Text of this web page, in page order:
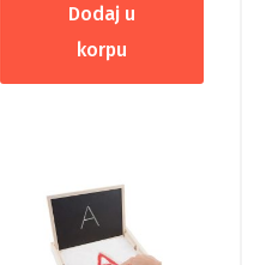
Dodaj u
korpu